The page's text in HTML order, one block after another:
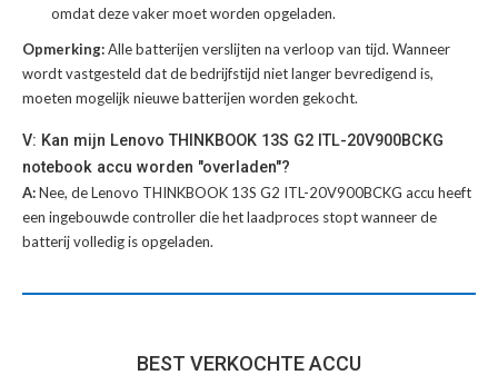
omdat deze vaker moet worden opgeladen.
Opmerking:Alle batterijen verslijten na verloop van tijd. Wanneer
wordt vastgesteld dat de bedrijfstijd niet langer bevredigend is,
moeten mogelijk nieuwe batterijen worden gekocht.
V: Kan mijn Lenovo THINKBOOK 13S G2 ITL-20V900BCKG
notebook accu worden "overladen"?
A:Nee, de Lenovo THINKBOOK 13S G2 ITL-20V900BCKG accu heeft
een ingebouwde controller die het laadproces stopt wanneer de
batterij volledig is opgeladen.
BEST VERKOCHTE ACCU